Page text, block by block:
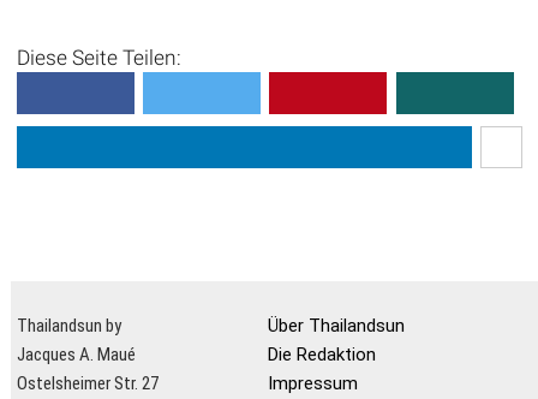
Diese Seite Teilen:
Thailandsun by
Jacques A. Maué
Ostelsheimer Str. 27
Über Thailandsun
Die Redaktion
Impressum